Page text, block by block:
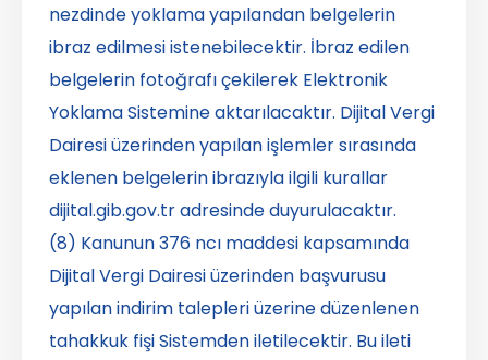
nezdinde yoklama yapılandan belgelerin
ibraz edilmesi istenebilecektir. İbraz edilen
belgelerin fotoğrafı çekilerek Elektronik
Yoklama Sistemine aktarılacaktır. Dijital Vergi
Dairesi üzerinden yapılan işlemler sırasında
eklenen belgelerin ibrazıyla ilgili kurallar
dijital.gib.gov.tr adresinde duyurulacaktır.
(8) Kanunun 376 ncı maddesi kapsamında
Dijital Vergi Dairesi üzerinden başvurusu
yapılan indirim talepleri üzerine düzenlenen
tahakkuk fişi Sistemden iletilecektir. Bu ileti